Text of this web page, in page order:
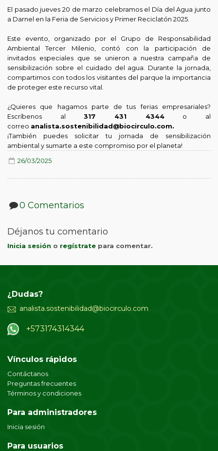
El pasado jueves 20 de marzo celebramos el Día del Agua junto
a Darnel en la Feria de Servicios y Primer Reciclatón 2025.
Este evento, organizado por el Grupo de Responsabilidad
Ambiental Tercer Milenio, contó con la participación de
invitados especiales que se unieron a nuestra campaña de
sensibilización sobre el cuidado del agua. Durante la jornada,
compartimos con todos los visitantes del parque la importancia
de proteger este recurso vital.
¿Quieres que hagamos parte de tus ferias empresariales?
Escríbenos al317 431 4344o al
correo analista.sostenibilidad@biocirculo.com.
¡También puedes solicitar tu jornada de sensibilización
ambiental y sumarte a este compromiso por el planeta!
26/03/2025
0 Comentarios
Déjanos tu comentario
Inicia sesión o regístrate para comentar.
¿Dudas?
analista.sostenibilidad@biocirculo.com
+573174314344
Vínculos rápidos
Contáctanos
Preguntas frecuentes
Términos y condiciones
Para administradores
Inicia sesión
Para usuarios